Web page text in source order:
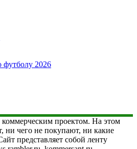
2026
коммерческим проектом. На этом
ни чего не покупают, ни какие
представляет собой ленту